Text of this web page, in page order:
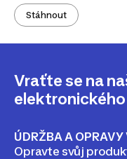
Stáhnout
Vraťte se na
ÚDRŽBA A
Opravte svůj